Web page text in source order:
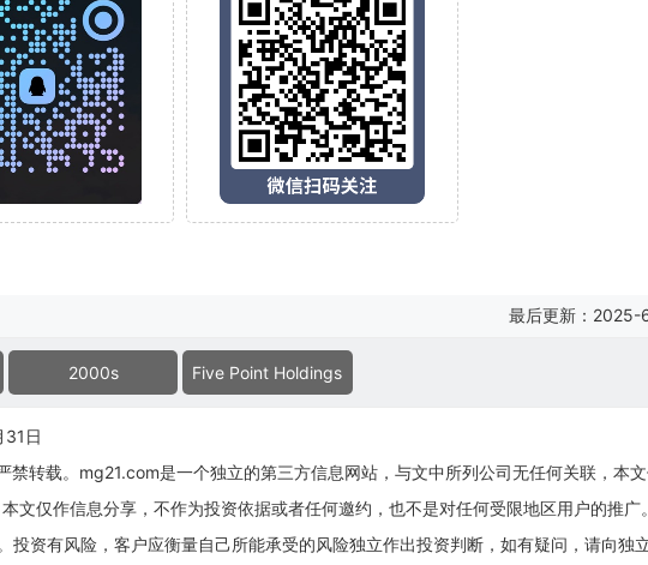
最后更新：2025-
2000s Five Point Holdings
31日
禁转载。mg21.com是一个独立的第三方信息网站，与文中所列公司无任何关联，本
文仅作信息分享，不作为投资依据或者任何邀约，也不是对任何受限地区用户的推广
投资有风险，客户应衡量自己所能承受的风险独立作出投资判断，如有疑问，请向独